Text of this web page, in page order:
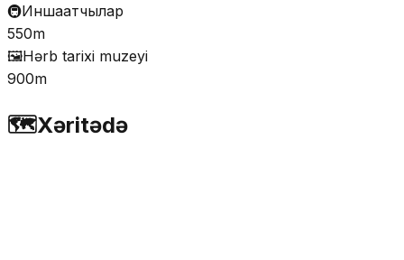
🚇Иншаатчылар
550m
🖼️Hərb tarixi muzeyi
900m
🗺️Xəritədə